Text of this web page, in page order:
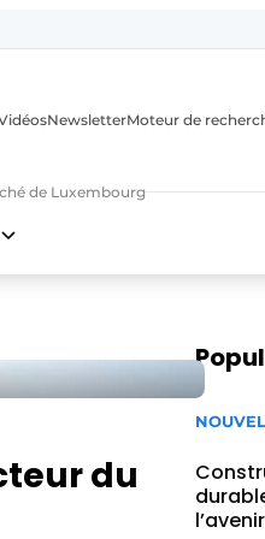
de Luxembourg
NewsletterMoteur de
du
l’avenir